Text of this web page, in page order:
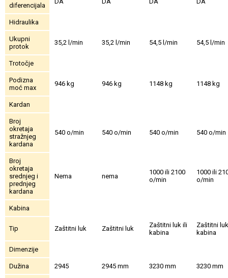
diferencijala
Hidraulika
Ukupni
protok
35,2 l/min 35,2 l/min 54,5 l/min 54,5 l/min
Trotočje
Podizna
moć max
946 kg 946 kg 1148 kg 1148 kg
Kardan
Broj
okretaja
stražnjeg
kardana
540 o/min 540 o/min 540 o/min 540 o/min
Broj
okretaja
srednjeg i
prednjeg
kardana
Nema nema
1000 ili 2100
o/min
1000 ili
o/min
Kabina
Tip Zaštitni luk Zaštitni luk
Zaštitni luk ili
kabina
Zaštitni
kabina
Dimenzije
Dužina 2945 2945 mm 3230 mm 3230 mm